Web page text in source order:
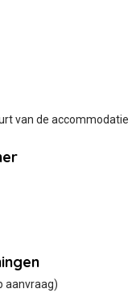
van de accommodatie
aanvraag)